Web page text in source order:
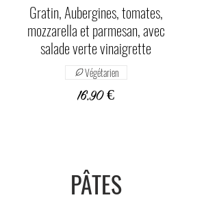
Gratin, Aubergines, tomates,
mozzarella et parmesan, avec
salade verte vinaigrette
16,90 €
Végétarien
PÂTES